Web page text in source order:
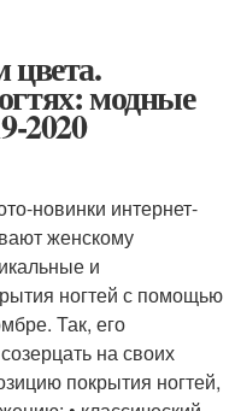
модные
2020
новинки интернет-
женскому
и
ногтей с помощью
Так, его
на своих
покрытия ногтей,